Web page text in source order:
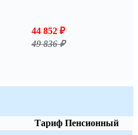
44 852 ₽
49 836 ₽
Тариф Пенсионный